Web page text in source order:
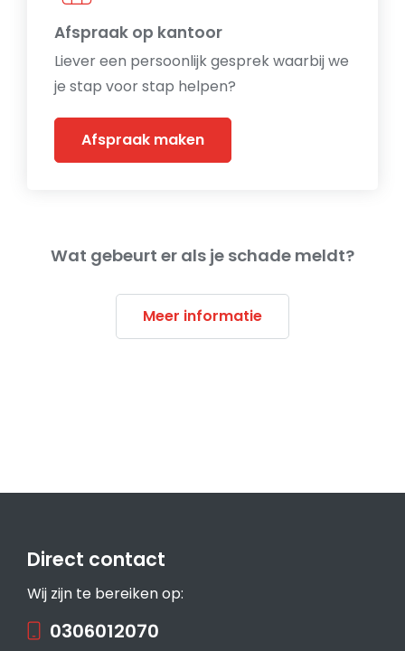
Afspraak op kantoor
Liever een persoonlijk gesprek waarbij we
je stap voor stap helpen?
Afspraak maken
Wat gebeurt er als je schade meldt?
Meer informatie
Direct contact
Wij zijn te bereiken op:
0306012070